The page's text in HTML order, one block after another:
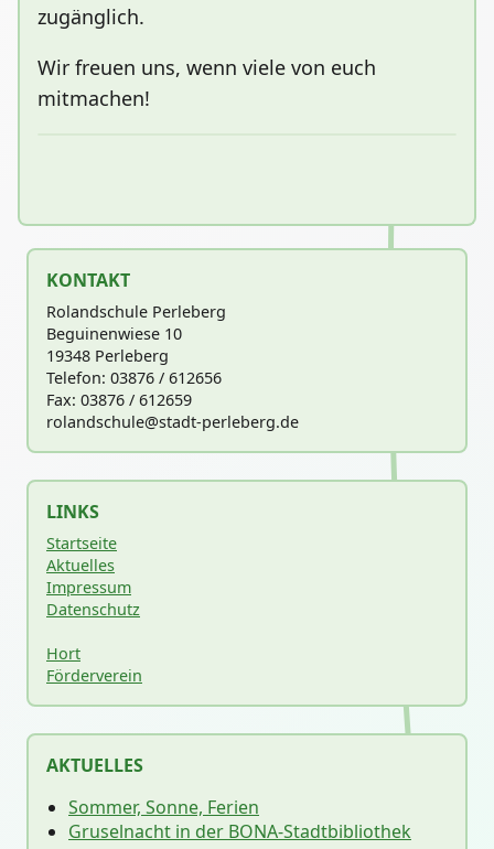
zugänglich.
Wir freuen uns, wenn viele von euch
mitmachen!
KONTAKT
Rolandschule Perleberg
Beguinenwiese 10
19348 Perleberg
Telefon: 03876 / 612656
Fax: 03876 / 612659
rolandschule@stadt-perleberg.de
LINKS
Startseite
Aktuelles
Impressum
Datenschutz
Hort
Förderverein
AKTUELLES
Sommer, Sonne, Ferien
Gruselnacht in der BONA-Stadtbibliothek